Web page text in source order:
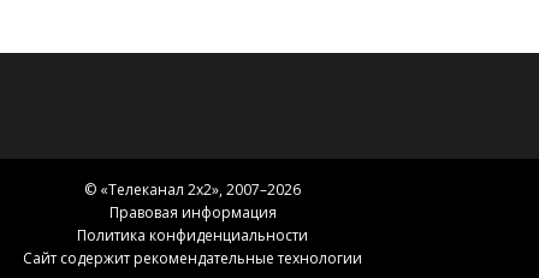
© «Телеканал 2x2», 2007–2026
Правовая информация
Политика конфиденциальности
Сайт содержит рекомендательные технологии